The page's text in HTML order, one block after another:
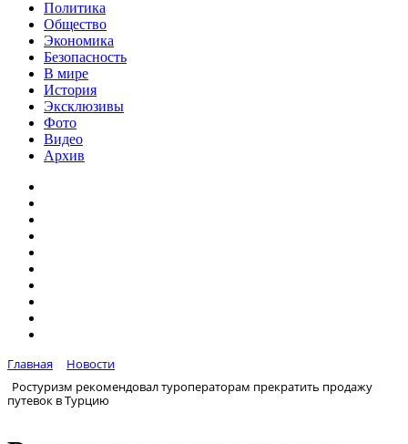
Политика
Общество
Экономика
Безопасность
В мире
История
Эксклюзивы
Фото
Видео
Архив
Главная
Новости
Ростуризм рекомендовал туроператорам прекратить продажу
путевок в Турцию